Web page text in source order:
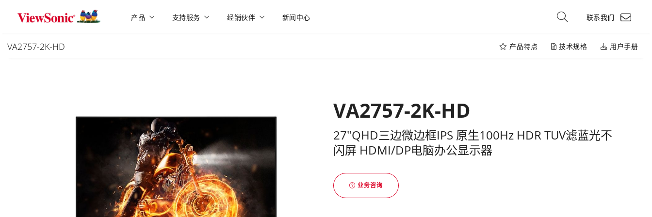
Skip to main content
产品 支持服务 经销伙伴 新闻中心 联系我们
VA2757-2K-HD 产品特点 技术规格 用户手册
VA2757-2K-HD
27"QHD三边微边框IPS 原生100Hz HDR TUV滤蓝光不
闪屏 HDMI/DP电脑办公显示器
业务咨询